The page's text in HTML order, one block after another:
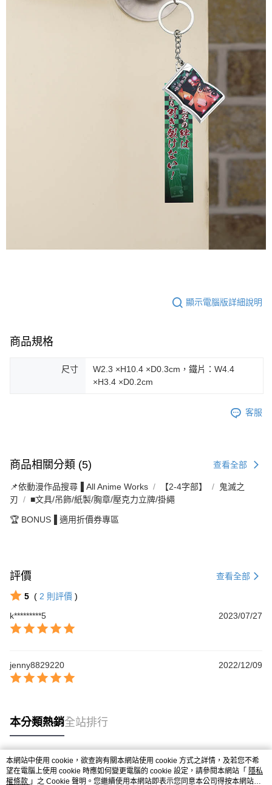
顯示電腦版詳細說明
商品規格
尺寸
W2.3 ×H10.4 ×D0.3cm，鐵片：W4.4
×H3.4 ×D0.2cm
客服
商品相關分類 (5) 查看全部
📌依動漫作品搜尋▐ All Anime Works 【2-4字部】
鬼滅之
刃
■文具/吊飾/紙製/胸章/壓克力立牌/掛繩
🏆 BONUS▐ 適用折價券專區
評價 查看全部
5 ( 2 則評價 )
k*********5
2023/07/27
jenny8829220 2022/12/09
本分類熱銷全站排行
熱門標籤
本網站中使用 cookie，欲查詢有關本網站使用 cookie 方式之詳情，及若您不希
望在電腦上使用 cookie 時應如何變更電腦的 cookie 設定，請參閱本網站「 隱私
權條款 」之 Cookie 聲明。您繼續使用本網站即表示您同意本公司得按本網站使